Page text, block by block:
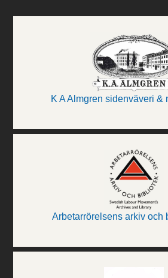
K A Almgren sidenväveri &
Arbetarrörelsens arkiv och